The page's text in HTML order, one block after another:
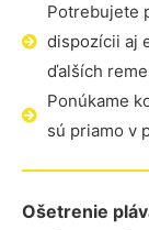
Potrebujete
dispozícii aj
ďalších
Ponúkame
sú priamo v
Ošetrenie